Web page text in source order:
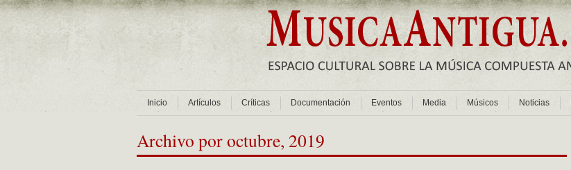
Inicio Artículos Críticas Documentación Eventos Media Músicos Noticias
Archivo por octubre, 2019